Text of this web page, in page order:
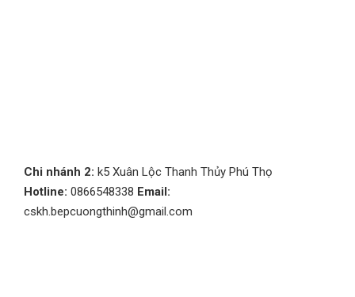
Chi nhánh 2: k5 Xuân Lộc Thanh Thủy Phú Thọ
Hotline: 0866548338 Email:
cskh.bepcuongthinh@gmail.com